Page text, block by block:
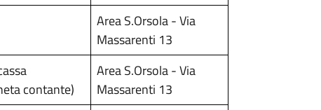
Area S.Orsola - Via
Massarenti 13
contante)
Area S.Orsola - Via
Massarenti 13